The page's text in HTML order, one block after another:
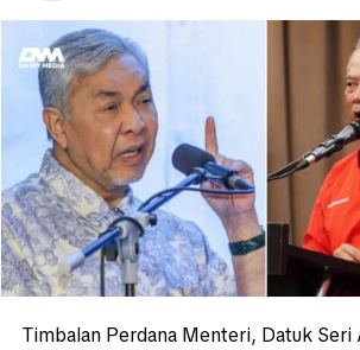
Timbalan Perdana Menteri, Datuk Seri